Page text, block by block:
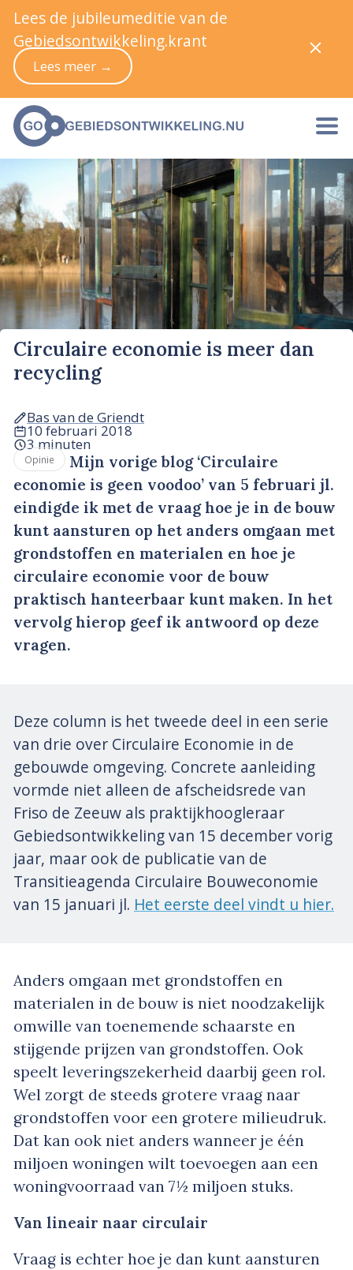
Circulaire economie is meer dan
recycling
Bas van de Griendt
10 februari 2018
3 minuten
Opinie
Mijn vorige blog ‘Circulaire
economie is geen voodoo’ van 5 februari jl.
eindigde ik met de vraag hoe je in de bouw
kunt aansturen op het anders omgaan met
grondstoffen en materialen en hoe je
circulaire economie voor de bouw
praktisch hanteerbaar kunt maken. In het
vervolg hierop geef ik antwoord op deze
vragen.
Deze column is het tweede deel in een serie
van drie over Circulaire Economie in de
gebouwde omgeving. Concrete aanleiding
vormde niet alleen de afscheidsrede van
Friso de Zeeuw als praktijkhoogleraar
Gebiedsontwikkeling van 15 december vorig
jaar, maar ook de publicatie van de
Transitieagenda Circulaire Bouweconomie
van 15 januari jl. Het eerste deel vindt u hier.
Anders omgaan met grondstoffen en
materialen in de bouw is niet noodzakelijk
omwille van toenemende schaarste en
stijgende prijzen van grondstoffen. Ook
speelt leveringszekerheid daarbij geen rol.
Wel zorgt de steeds grotere vraag naar
grondstoffen voor een grotere milieudruk.
Dat kan ook niet anders wanneer je één
miljoen woningen wilt toevoegen aan een
woningvoorraad van 7½ miljoen stuks.
Van lineair naar circulair
Vraag is echter hoe je dan kunt aansturen
Lees de jubileumeditie van de
Gebiedsontwikkeling.krant
Lees meer →